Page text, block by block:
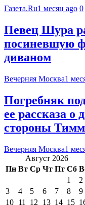
Газета.Ru1 месяц ago 0
Певец Шура
посиневшую
диваном
Вечерняя Москва1
Погребняк
ее рассказа о
стороны
Вечерняя Москва1
Август 2026
Пн Вт Ср Чт Пт Сб
1
2
3
4 5 6 7 8
9
10 11 12 13 14 15